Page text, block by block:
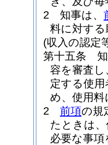
2
知事は、
料に対す
(収入の認定
第十五条
容を審査
定する使
め、使用
2
前項の規
たときは
必要な事